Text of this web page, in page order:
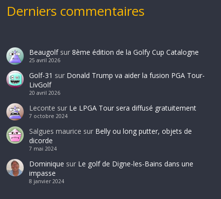
Derniers commentaires
Beaugolfsur 8ème édition de la Golfy Cup Catalogne
25 avril 2026
Golf-31 sur Donald Trump va aider la fusion PGA Tour-
LivGolf
20 avril 2026
Leconte sur Le LPGA Tour sera diffusé gratuitement
7 octobre 2024
Salgues maurice sur Belly ou long putter, objets de
dicorde
7 mai 2024
Dominique sur Le golf de Digne-les-Bains dans une
impasse
8 janvier 2024